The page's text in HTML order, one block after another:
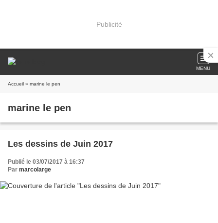
Publicité
MENU
Accueil » marine le pen
marine le pen
Les dessins de Juin 2017
Publié le 03/07/2017 à 16:37
Par marcolarge